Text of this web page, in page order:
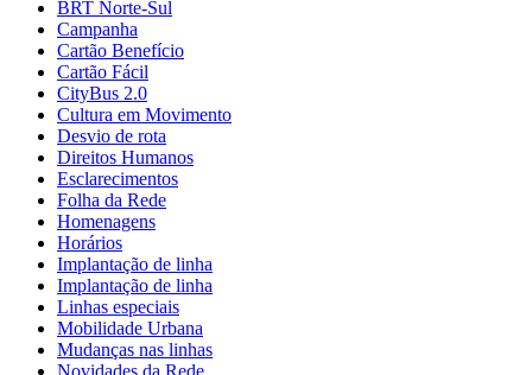
BRT Norte-Sul
Campanha
Cartão Benefício
Cartão Fácil
CityBus 2.0
Cultura em Movimento
Desvio de rota
Direitos Humanos
Esclarecimentos
Folha da Rede
Homenagens
Horários
Implantação de linha
Implantação de linha
Linhas especiais
Mobilidade Urbana
Mudanças nas linhas
Novidades da Rede